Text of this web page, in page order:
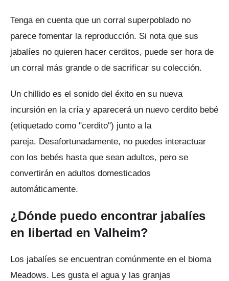
Tenga en cuenta que un corral superpoblado no
parece fomentar la reproducción. Si nota que sus
jabalíes no quieren hacer cerditos, puede ser hora de
un corral más grande o de sacrificar su colección.
Un chillido es el sonido del éxito en su nueva
incursión en la cría y aparecerá un nuevo cerdito bebé
(etiquetado como "cerdito") junto a la
pareja. Desafortunadamente, no puedes interactuar
con los bebés hasta que sean adultos, pero se
convertirán en adultos domesticados
automáticamente.
¿Dónde puedo encontrar jabalíes
en libertad en Valheim?
Los jabalíes se encuentran comúnmente en el bioma
Meadows. Les gusta el agua y las granjas